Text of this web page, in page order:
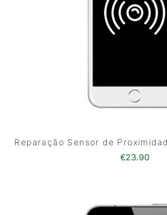
Reparação Sensor de
€23.90